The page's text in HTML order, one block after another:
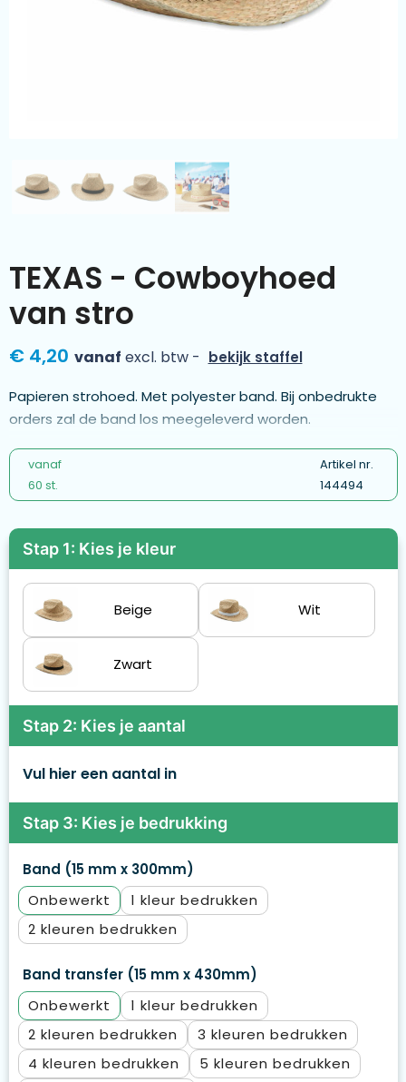
Kleding & textiel
TEXAS - Cowboyhoed
van stro
€ 4,20 vanaf excl. btw - bekijk staffel
Papieren strohoed. Met polyester band. Bij onbedrukte
orders zal de band los meegeleverd worden.
vanaf
60 st.
Artikel nr.
144494
Stap 1: Kies je kleur
Beige Wit
Zwart
Stap 2: Kies je aantal
Vul hier een aantal in
Stap 3: Kies je bedrukking
Band (15 mm x 300mm)
Onbewerkt
1
2
Band transfer (15 mm x 430mm)
Onbewerkt
1
2
3
4
5